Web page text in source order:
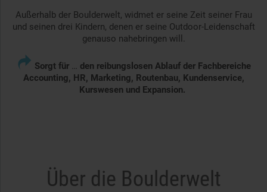
Außerhalb der Boulderwelt, widmet er seine Zeit seiner Frau
und seinen drei Kindern, denen er seine Outdoor-Leidenschaft
genauso nahebringen will.
 Sorgt für … den reibungslosen Ablauf der Fachbereiche
Accounting, HR, Marketing, Routenbau, Kundenservice,
Kurswesen und Expansion.
Über die Boulderwelt